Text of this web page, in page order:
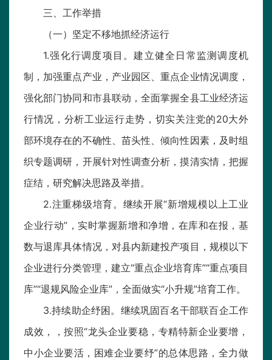
三、工作举措
（一）坚定不移地抓经济运行
1.强化行调度项目。建立健全日常监测调度机
制，加强重点产业，产业园区、重点企业情况调度，
强化部门协同和市县联动，全面掌握全县工业经济运
行情况，分析工业运行走势，切实关注党的20大外
部环境存在的不确性、苗头性、倾向性因素，及时组
织专题调研，开展针对性调查分析，摸清实情，把握
症结，研究解决思路及举措。
2.注重梯级培育。继续开展“新增规模以上工业
企业行动”，实时掌握新增和净增，在库和在报，基
数与退库具体情况，对县内新建投产项目，规模以下
企业进行分类管理，建立“重点企业培育库”“重点项目
库”“退规风险企业库”，全面做实“小升规”培育工作。
3.持续助企纾困。继续巩固百名干部联百企工作
成效，，按照“龙头企业要稳，专精特新企业要增，
中小企业要活，困难企业要纾”的总体思路，全力做